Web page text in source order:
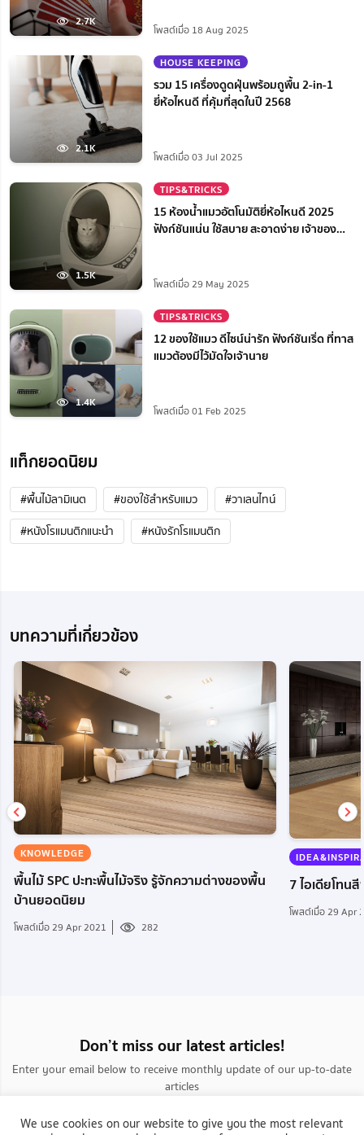
2.7K
โพสต์เมื่อ 18 Aug 2025
2.1K
HOUSE KEEPING
รวม 15 เครื่องดูดฝุ่นพร้อมถูพื้น 2-in-1
ยี่ห้อไหนดี ที่คุ้มที่สุดในปี 2568
โพสต์เมื่อ 03 Jul 2025
1.5K
TIPS&TRICKS
15 ห้องน้ำแมวอัตโนมัติยี่ห้อไหนดี 2025
ฟังก์ชันแน่น ใช้สบาย สะอาดง่าย เจ้าของ
โพสต์เมื่อ 29 May 2025
1.4K
TIPS&TRICKS
12 ของใช้แมว ดีไซน์น่ารัก ฟังก์ชันเริ่ด ที่ทาส
แมวต้องมีไว้มัดใจเจ้านาย
โพสต์เมื่อ 01 Feb 2025
แท็กยอดนิยม
#พื้นไม้ลามิเนต #ของใช้สำหรับแมว
#วาเลนไทน์
#หนังโรแมนติกแนะนํา
#หนังรักโรแมนติก
บทความที่เกี่ยวข้อง
KNOWLEDGE
พื้นไม้ SPC ปะทะพื้นไม้จริง รู้จักความต่างของพื้น
บ้านยอดนิยม
โพสต์เมื่อ 29 Apr 2021 282
7 ไอเดียโทน
โพสต์เมื่อ 29 Apr
Don’t miss our latest articles!
Enter your email below to receive monthly update of our up-to-date
articles
We use cookies on our website to give you the most relevant